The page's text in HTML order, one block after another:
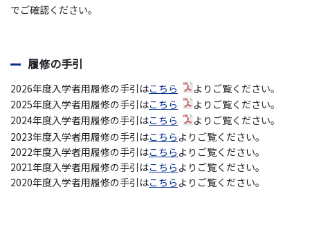
でご確認ください。
履修の手引
2026年度入学者用履修の手引はこちら
よりご覧ください。
2025年度入学者用履修の手引はこちら
よりご覧ください。
2024年度入学者用履修の手引はこちら
よりご覧ください。
2023年度入学者用履修の手引はこちら よりご覧ください。
2022年度入学者用履修の手引はこちら よりご覧ください。
2021年度入学者用履修の手引はこちら よりご覧ください。
2020年度入学者用履修の手引はこちら よりご覧ください。